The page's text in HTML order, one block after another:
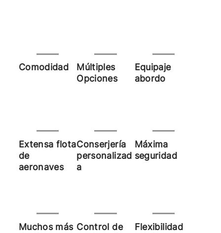
Comodidad
Múltiples
Opciones
Equipaje
abordo
Extensa flota
de
aeronaves
Conserjería
personalizad
a
Máxima
seguridad
Muchos más Control de
Flexibilidad